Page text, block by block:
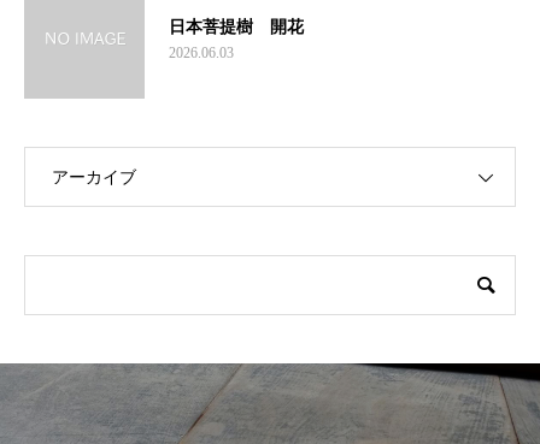
日本菩提樹 開花
2026.06.03
アーカイブ